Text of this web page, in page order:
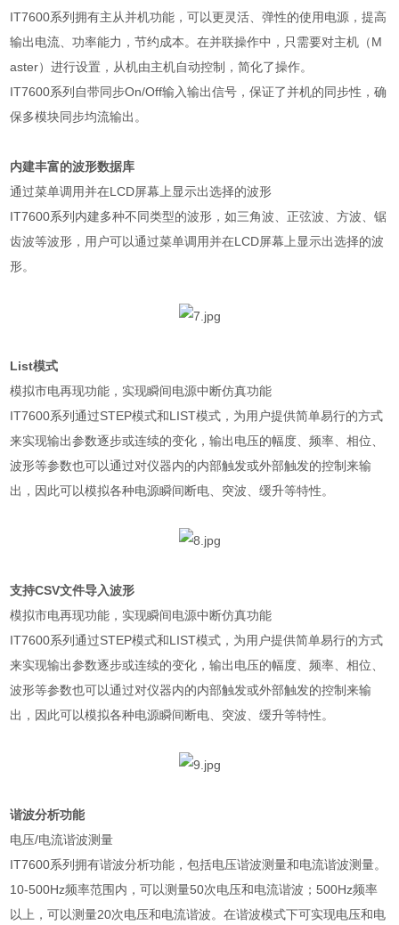
IT7600系列拥有主从并机功能，可以更灵活、弹性的使用电源，提高
输出电流、功率能力，节约成本。在并联操作中，只需要对主机（M
aster）进行设置，从机由主机自动控制，简化了操作。
IT7600系列自带同步On/Off输入输出信号，保证了并机的同步性，确
保多模块同步均流输出。
内建丰富的波形数据库
通过菜单调用并在LCD屏幕上显示出选择的波形
IT7600系列内建多种不同类型的波形，如三角波、正弦波、方波、锯
齿波等波形，用户可以通过菜单调用并在LCD屏幕上显示出选择的波
形。
List模式
模拟市电再现功能，实现瞬间电源中断仿真功能
IT7600系列通过STEP模式和LIST模式，为用户提供简单易行的方式
来实现输出参数逐步或连续的变化，输出电压的幅度、频率、相位、
波形等参数也可以通过对仪器内的内部触发或外部触发的控制来输
出，因此可以模拟各种电源瞬间断电、突波、缓升等特性。
支持CSV文件导入波形
模拟市电再现功能，实现瞬间电源中断仿真功能
IT7600系列通过STEP模式和LIST模式，为用户提供简单易行的方式
来实现输出参数逐步或连续的变化，输出电压的幅度、频率、相位、
波形等参数也可以通过对仪器内的内部触发或外部触发的控制来输
出，因此可以模拟各种电源瞬间断电、突波、缓升等特性。
谐波分析功能
电压/电流谐波测量
IT7600系列拥有谐波分析功能，包括电压谐波测量和电流谐波测量。
10-500Hz频率范围内，可以测量50次电压和电流谐波；500Hz频率
以上，可以测量20次电压和电流谐波。在谐波模式下可实现电压和电